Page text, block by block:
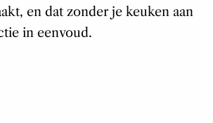
en dat zonder je keuken aan
in eenvoud.